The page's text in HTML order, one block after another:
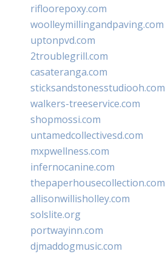
rifloorepoxy.com
woolleymillingandpaving.com
uptonpvd.com
2troublegrill.com
casateranga.com
sticksandstonesstudiooh.com
walkers-treeservice.com
shopmossi.com
untamedcollectivesd.com
mxpwellness.com
infernocanine.com
thepaperhousecollection.com
allisonwillisholley.com
solslite.org
portwayinn.com
djmaddogmusic.com